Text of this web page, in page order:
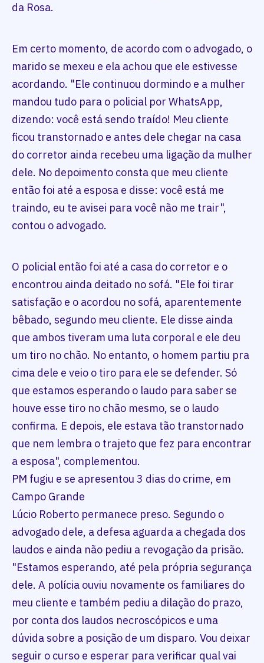
da Rosa.
Em certo momento, de acordo com o advogado, o
marido se mexeu e ela achou que ele estivesse
acordando. "Ele continuou dormindo e a mulher
mandou tudo para o policial por WhatsApp,
dizendo: você está sendo traído! Meu cliente
ficou transtornado e antes dele chegar na casa
do corretor ainda recebeu uma ligação da mulher
dele. No depoimento consta que meu cliente
então foi até a esposa e disse: você está me
traindo, eu te avisei para você não me trair",
contou o advogado.
O policial então foi até a casa do corretor e o
encontrou ainda deitado no sofá. "Ele foi tirar
satisfação e o acordou no sofá, aparentemente
bêbado, segundo meu cliente. Ele disse ainda
que ambos tiveram uma luta corporal e ele deu
um tiro no chão. No entanto, o homem partiu pra
cima dele e veio o tiro para ele se defender. Só
que estamos esperando o laudo para saber se
houve esse tiro no chão mesmo, se o laudo
confirma. E depois, ele estava tão transtornado
que nem lembra o trajeto que fez para encontrar
a esposa", complementou.
PM fugiu e se apresentou 3 dias do crime, em
Campo Grande
Lúcio Roberto permanece preso. Segundo o
advogado dele, a defesa aguarda a chegada dos
laudos e ainda não pediu a revogação da prisão.
"Estamos esperando, até pela própria segurança
dele. A polícia ouviu novamente os familiares do
meu cliente e também pediu a dilação do prazo,
por conta dos laudos necroscópicos e uma
dúvida sobre a posição de um disparo. Vou deixar
seguir o curso e esperar para verificar qual vai